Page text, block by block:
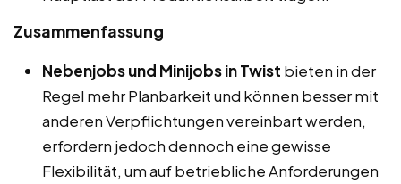
Zusammenfassung
Nebenjobs und Minijobs in Twist bieten in der
Regel mehr Planbarkeit und können besser mit
anderen Verpflichtungen vereinbart werden,
erfordern jedoch dennoch eine gewisse
Flexibilität, um auf betriebliche Anforderungen